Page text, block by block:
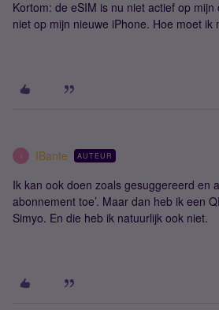
Kortom: de eSIM is nu niet actief op
niet op mijn nieuwe iPhone. Hoe moet ik
IBante AUTEUR
Ik kan ook doen zoals gesuggereerd en
abonnement toe’. Maar dan heb ik een
Simyo. En die heb ik natuurlijk ook niet.